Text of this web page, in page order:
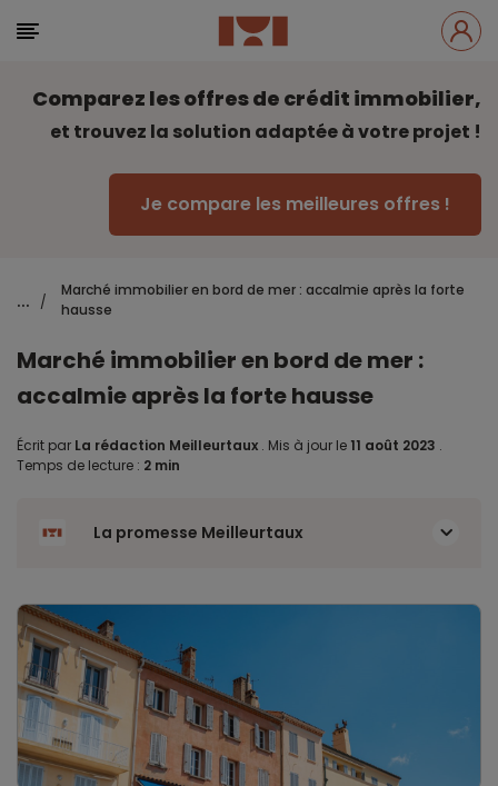
Comparez les offres de crédit immobilier,
et trouvez la solution adaptée à votre projet !
Je compare les meilleures offres !
... /
Marché immobilier en bord de mer : accalmie après la forte
hausse
Marché immobilier en bord de mer :
accalmie après la forte hausse
Écrit par La rédaction Meilleurtaux . Mis à jour le 11 août 2023 .
Temps de lecture : 2 min
La promesse Meilleurtaux